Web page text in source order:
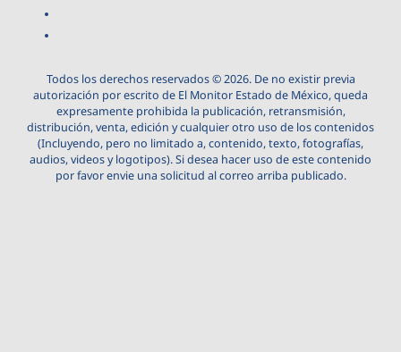
Todos los derechos reservados © 2026. De no existir previa
autorización por escrito de El Monitor Estado de México, queda
expresamente prohibida la publicación, retransmisión,
distribución, venta, edición y cualquier otro uso de los contenidos
(Incluyendo, pero no limitado a, contenido, texto, fotografías,
audios, videos y logotipos). Si desea hacer uso de este contenido
por favor envie una solicitud al correo arriba publicado.